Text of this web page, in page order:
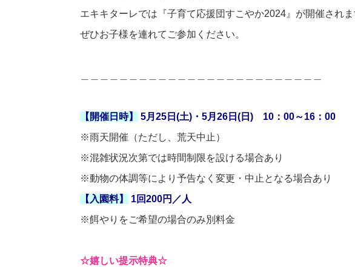
エキキターレでは『子育て応援団すこやか2024』が開催され
ぜひお子様を連れてご参加ください。
【開催日時】
5月25日(土)・5月26日(日) 10：00～16：00
※雨天開催（ただし、荒天中止）
※混雑状況次第では時間制限を設ける場合あり
※動物の体調等により予告なく変更・中止となる場合あり
【入園料】
1回200円／人
※餌やりをご希望の場合のみ別料金
☆嬉しい提示特典☆